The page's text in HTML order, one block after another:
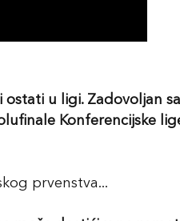
ostati u ligi. Zadovoljan
Konferencijske
prvenstva...